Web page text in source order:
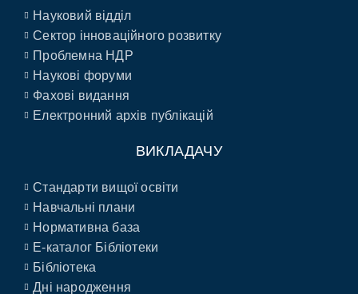
Науковий відділ
Сектор інноваційного розвитку
Проблемна НДР
Наукові форуми
Фахові видання
Електронний архів публікацій
ВИКЛАДАЧУ
Стандарти вищої освіти
Навчальні плани
Нормативна база
E-каталог Бібліотеки
Бібліотека
Дні народження